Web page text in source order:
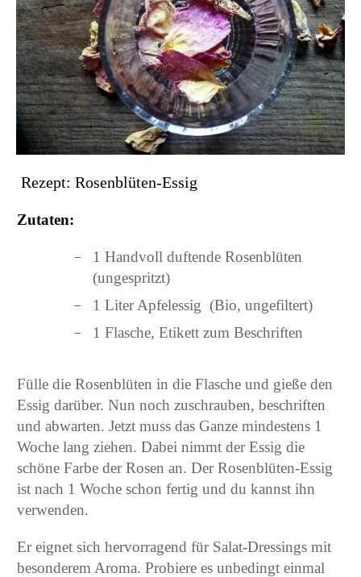
Rezept: Rosenblüten-Essig
Zutaten:
1 Handvoll duftende Rosenblüten
(ungespritzt)
1 Liter Apfelessig (Bio, ungefiltert)
1 Flasche, Etikett zum Beschriften
Fülle die Rosenblüten in die Flasche und gieße den
Essig darüber. Nun noch zuschrauben, beschriften
und abwarten. Jetzt muss das Ganze mindestens 1
Woche lang ziehen. Dabei nimmt der Essig die
schöne Farbe der Rosen an. Der Rosenblüten-Essig
ist nach 1 Woche schon fertig und du kannst ihn
verwenden.
Er eignet sich hervorragend für Salat-Dressings mit
besonderem Aroma. Probiere es unbedingt einmal